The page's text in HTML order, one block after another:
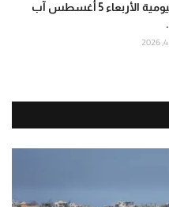
توقعات الأبراج اليومية الأربعاء 5 أغسطس آب